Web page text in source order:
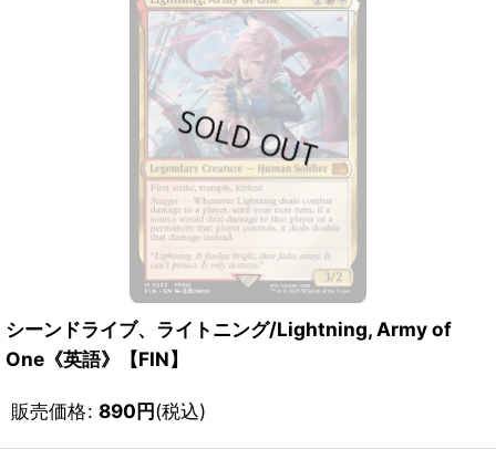
シーンドライブ、ライトニング/Lightning, Army of
One《英語》【FIN】
販売価格: 890円(税込)